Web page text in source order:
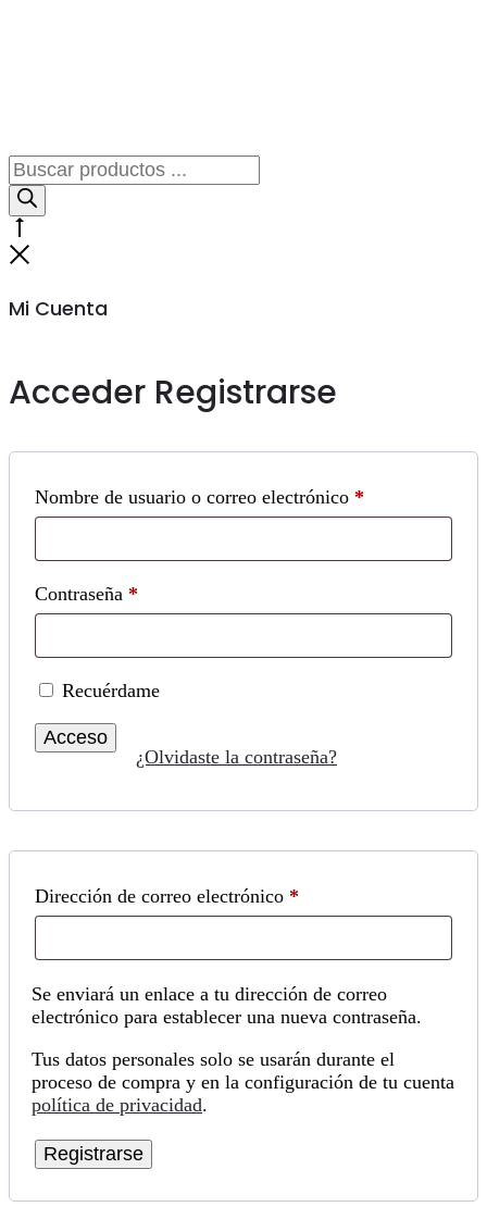
Búsqueda
de
productos
Mi Cuenta
Acceder Registrarse
Nombre de usuario o correo electrónico *
Contraseña *
Recuérdame
Acceso
¿Olvidaste la contraseña?
Dirección de correo electrónico *
Se enviará un enlace a tu dirección de correo
electrónico para establecer una nueva contraseña.
Tus datos personales solo se usarán durante el
proceso de compra y en la configuración de tu cuenta
política de privacidad.
Registrarse